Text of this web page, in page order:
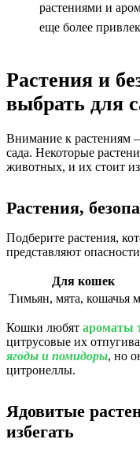
растениями и
еще более
Растения и
выбрать для
Внимание к растениям
сада. Некоторые
животных, и их стоит
Растения,
Подберите растения,
представляют
Для кошек
Тимьян, мята, кошачья
Кошки любят ароматы
цитрусовые их
ягоды и помидоры, но
цитронеллы.
Ядовитые
избегать